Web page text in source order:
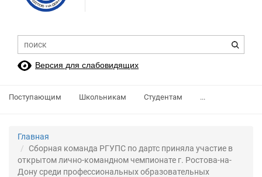
Версия для слабовидящих
Поступающим Школьникам Студентам ...
Главная
Сборная команда РГУПС по дартс приняла участие в
открытом лично-командном чемпионате г. Ростова-на-
Дону среди профессиональных образовательных